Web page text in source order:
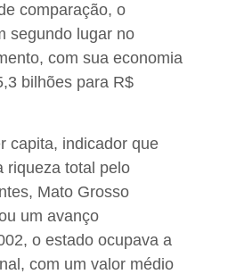
comparação, o
segundo lugar no
com sua economia
bilhões para R$
capita, indicador que
riqueza total pelo
Mato Grosso
um avanço
o estado ocupava a
com um valor médio